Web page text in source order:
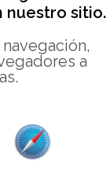
nuestro sitio.
a